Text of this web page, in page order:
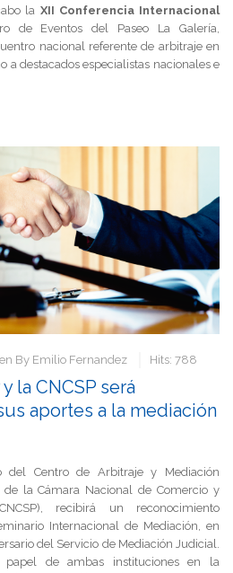
la XII Conferencia Internacional
de Eventos del Paseo La Galería,
nacional referente de arbitraje en
a destacados especialistas nacionales e
By Emilio Fernandez Hits: 788
la CNCSP será
aportes a la mediación
del Centro de Arbitraje y Mediación
de la Cámara Nacional de Comercio y
recibirá un reconocimiento
Internacional de Mediación, en
del Servicio de Mediación Judicial.
papel de ambas instituciones en la